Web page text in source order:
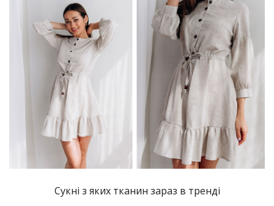
Сукні з яких тканин зараз в тренді